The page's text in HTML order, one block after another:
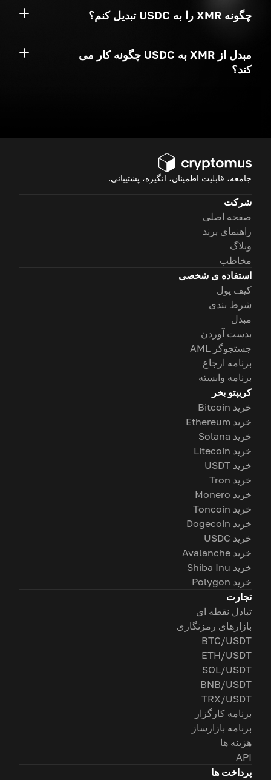
چگونه XMR را به USDC تبدیل کنم؟
مبدل از XMR به USDC چگونه کار می
کند؟
جامعه، قابلیت اطمینان، انگیزه، پشتیبانی.
شرکت
صفحه اصلی
راهنمای برند
وبلاگ
مخاطب
استفاده ی شخصی
کیف پول
شرط بندی
مبدل
بدست آوردن
جستجوگر AML
برنامه ارجاع
برنامه وابسته
کریپتو بخر
خرید Bitcoin
خرید Ethereum
خرید Solana
خرید Litecoin
خرید USDT
خرید Tron
خرید Monero
خرید Toncoin
خرید Dogecoin
خرید USDC
خرید Avalanche
خرید Shiba Inu
خرید Polygon
تجارت
تبادل نقطه ای
بازارهای رمزنگاری
BTC/USDT
ETH/USDT
SOL/USDT
BNB/USDT
TRX/USDT
برنامه کارگزار
برنامه بازارساز
هزینه ها
API
پرداخت ها